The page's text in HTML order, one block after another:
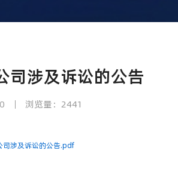
司涉及诉讼的公告
浏览量：2441
涉及诉讼的公告.pdf